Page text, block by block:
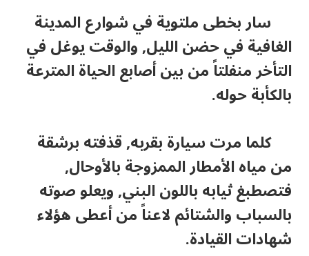
سار بخطى ملتوية في شوارع المدينة
الغافية في حضن الليل, والوقت يوغل في
التأخر منفلتاً من بين أصابع الحياة المترعة
بالكأبة حوله.
كلما مرت سيارة بقربه, قذفته برشقة
من مياه الأمطار الممزوجة بالأوحال,
فتصطبغ ثيابه باللون البني, ويعلو صوته
بالسباب والشتائم لاعناً من أعطى هؤلاء
شهادات القيادة.